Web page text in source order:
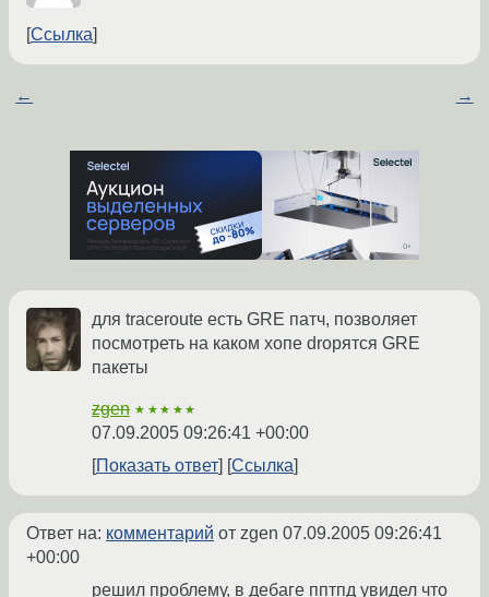
Ссылка
← →
для traceroute есть GRE патч, позволяет
посмотреть на каком хопе dropятся GRE
пакеты
zgen ★★★★★
07.09.2005 09:26:41 +00:00
Показать ответ
Ссылка
Ответ на: комментарий от zgen 07.09.2005 09:26:41
+00:00
решил проблему, в дебаге пптпд увидел что